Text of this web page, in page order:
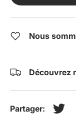
Nous
Découvrez
Partager: